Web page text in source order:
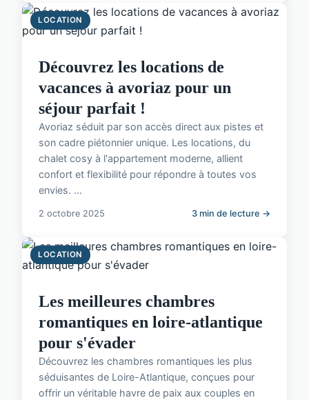
LOCATION
Découvrez les locations de
vacances à avoriaz pour un
séjour parfait !
Avoriaz séduit par son accès direct aux pistes et
son cadre piétonnier unique. Les locations, du
chalet cosy à l'appartement moderne, allient
confort et flexibilité pour répondre à toutes vos
envies. ...
2 octobre 2025 3 min de lecture →
LOCATION
Les meilleures chambres
romantiques en loire-atlantique
pour s'évader
Découvrez les chambres romantiques les plus
séduisantes de Loire-Atlantique, conçues pour
offrir un véritable havre de paix aux couples en